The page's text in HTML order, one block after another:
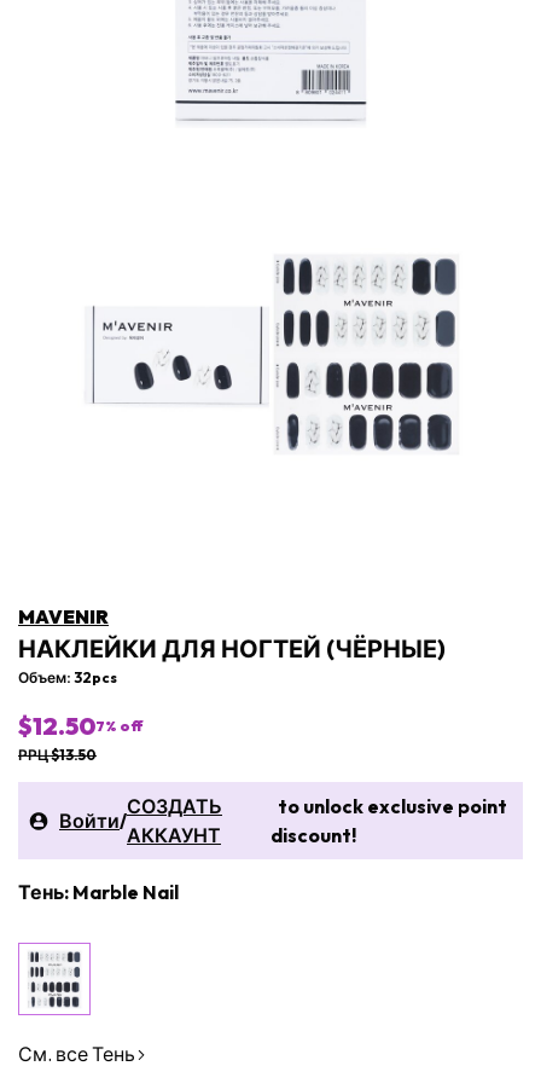
MAVENIR
НАКЛЕЙКИ ДЛЯ НОГТЕЙ (ЧЁРНЫЕ)
Объем: 32pcs
$12.507% off
РРЦ $13.50
Войти/
СОЗДАТЬ
АККАУНТ
to unlock exclusive point
discount!
Тень: Marble Nail
См. все Тень